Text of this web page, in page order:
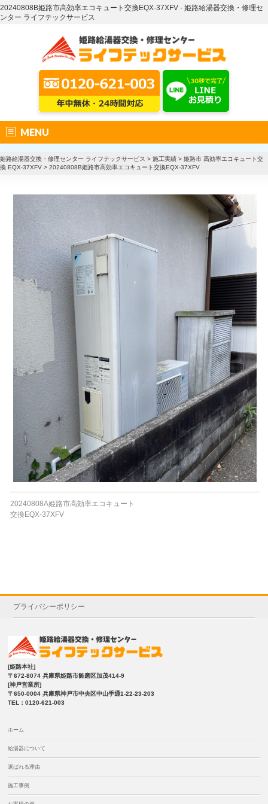
20240808B姫路市高効率エコキュート交換EQX-37XFV - 姫路給湯器交換・修理セ
ンター ライフテックサービス
MENU
姫路給湯器交換・修理センター ライフテックサービス > 施工実績 > 姫路市 高効率エコキュート交
換 EQX-37XFV > 20240808B姫路市高効率エコキュート交換EQX-37XFV
20240808A姫路市高効率エコキュート
交換EQX-37XFV
プライバシーポリシー
[姫路本社]
〒672-8074 兵庫県姫路市飾磨区加茂414-9
[神戸営業所]
〒650-0004 兵庫県神戸市中央区中山手通1-22-23-203
TEL：0120-621-003
ホーム
給湯器について
選ばれる理由
施工事例